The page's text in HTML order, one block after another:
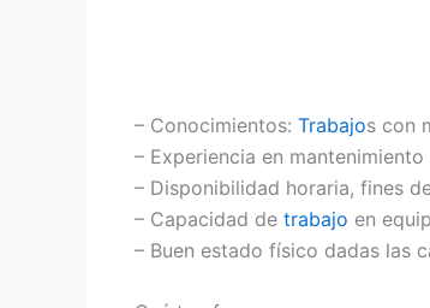
– Conocimientos: Trabajos con
– Experiencia en
– Disponibilidad horaria, fines
– Capacidad de trabajo en
– Buen estado físico dadas las